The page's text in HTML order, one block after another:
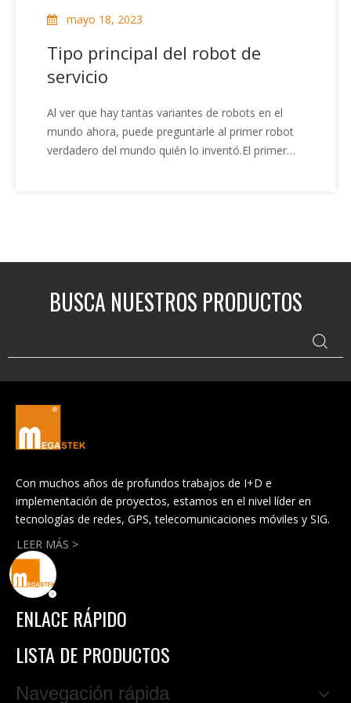
mayo 18, 2023
Tipo principal del robot de
servicio
Al ver que hay tantas variantes de robots en el
mundo ahora, puede preguntarle al primer robot
verdadero del mundo quién lo inventó.El primer
BUSCA NUESTROS PRODUCTOS
Con muchos años de profundos trabajos de I+D e
implementación de proyectos, estamos en el nivel líder en
tecnologías de redes, GPS, telecomunicaciones móviles y SIG.
LEER MÁS >
ENLACE RÁPIDO
LISTA DE PRODUCTOS
Navegación rápida